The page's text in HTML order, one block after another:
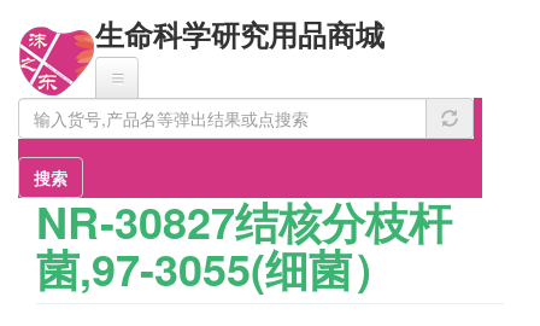
生命科学研究用品商城
搜索
NR-30827结核分枝杆
菌,97-3055(细菌）